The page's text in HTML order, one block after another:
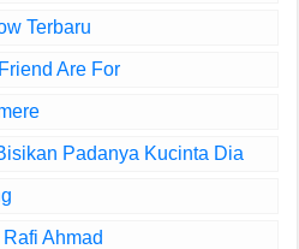
Terbaru
Are For
Padanya Kucinta Dia
Ahmad